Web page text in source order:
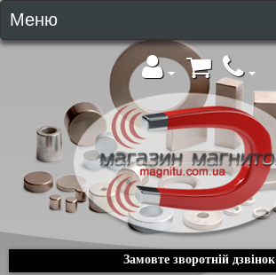
Меню
Замовте зворотній дзвінок